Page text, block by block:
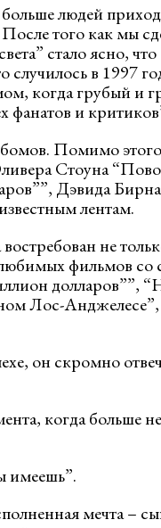
людей
того как мы
стало ясно, что
случилось в 1997
когда грубый и
фанатов и
Помимо
Стоуна
Дэвида Бирна
лентам.
не
фильмов cо
долларов””,
Лос-
он скромно
когда больше
имеешь”.
мечта –